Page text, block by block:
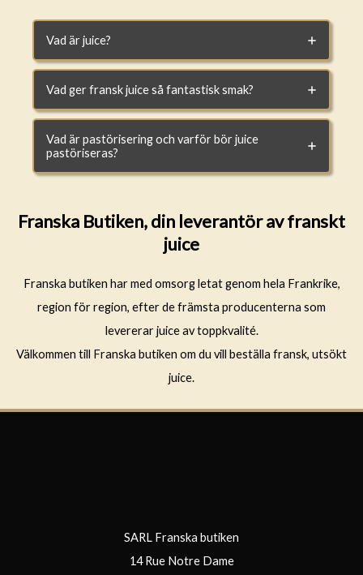
Vad är juice?
Vad ger fransk juice så fantastisk smak?
Vad är pastörisering och varför bör juice
pastöriseras?
Franska Butiken, din leverantör av franskt
juice
Franska butiken har med omsorg letat genom hela Frankrike,
region för region, efter de främsta producenterna som
levererar juice av toppkvalité.
Välkommen till Franska butiken om du vill beställa fransk, utsökt
juice.
SARL Franska butiken
14 Rue Notre Dame